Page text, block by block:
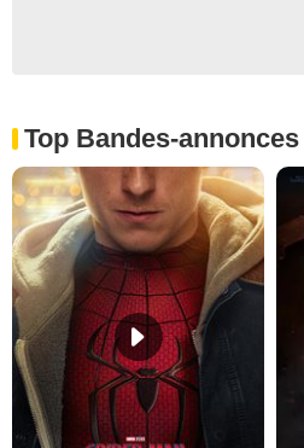
Top Bandes-annonces